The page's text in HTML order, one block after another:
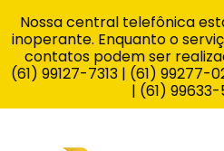
Nossa central telefônica
inoperante. Enquanto o
contatos podem ser
(61) 99127-7313 | (61) 99277-
| (61) 99633-